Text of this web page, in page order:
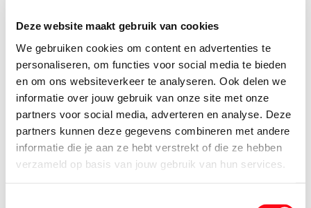
Deze website maakt gebruik van cookies
We gebruiken cookies om content en advertenties te
personaliseren, om functies voor social media te bieden
en om ons websiteverkeer te analyseren. Ook delen we
informatie over jouw gebruik van onze site met onze
partners voor social media, adverteren en analyse. Deze
partners kunnen deze gegevens combineren met andere
informatie die je aan ze hebt verstrekt of die ze hebben
verzameld op basis van jouw gebruik van hun services.
Persoonlijk KIK-account
145 gram